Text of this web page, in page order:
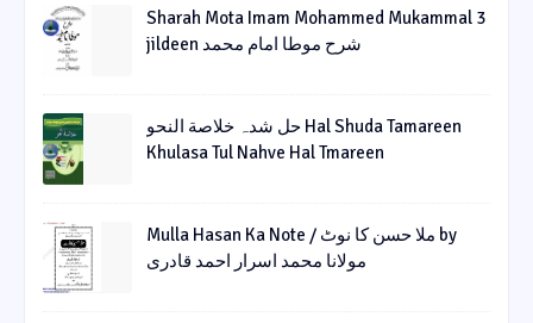
Sharah Mota Imam Mohammed Mukammal 3
jildeen شرح موطا امام محمد
حل شدہ خلاصة النحو Hal Shuda Tamareen
Khulasa Tul Nahve Hal Tmareen
Mulla Hasan Ka Note / ملا حسن کا نوٹ by
مولانا محمد اسرار احمد قادری